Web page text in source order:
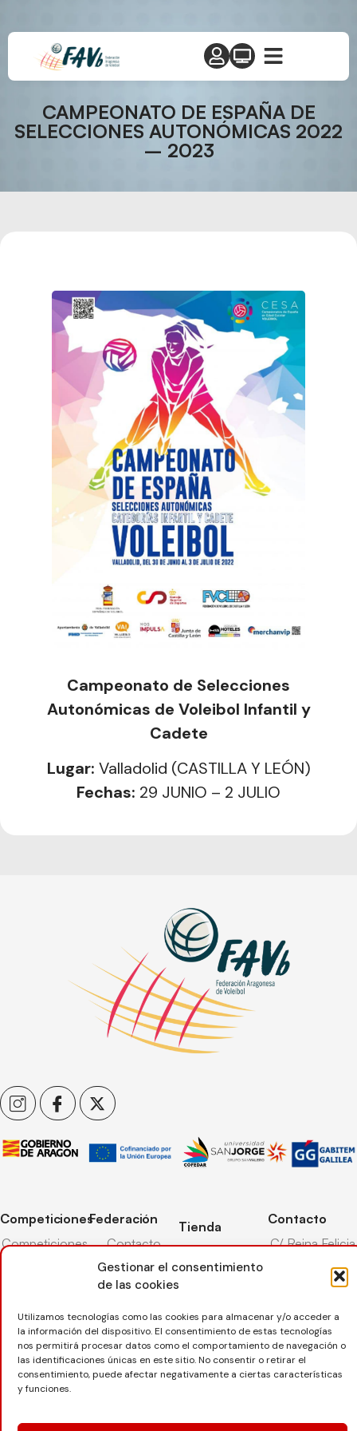
Gestionar el consentimiento
de las cookies
Utilizamos tecnologías como las cookies para almacenar y/o acceder a
la información del dispositivo. El consentimiento de estas tecnologías
nos permitirá procesar datos como el comportamiento de navegación o
las identificaciones únicas en este sitio. No consentir o retirar el
consentimiento, puede afectar negativamente a ciertas características
y funciones.
CAMPEONATO DE ESPAÑA DE
SELECCIONES AUTONÓMICAS 2022
– 2023
Campeonato de Selecciones
Autonómicas de Voleibol Infantil y
Cadete
Lugar: Valladolid (CASTILLA Y LEÓN)
Fechas: 29 JUNIO – 2 JULIO
Competiciones
Competiciones
Competiciones
Nieve
Federación
Contacto
Transparencia
Árbitros
Entrenadores
Seguro
deportivo
Tienda
Mi cuenta
Carrito
Pasarela pago
Devoluciones
Contacto
C/ Reina Felicia
50003,
976 73 08 41